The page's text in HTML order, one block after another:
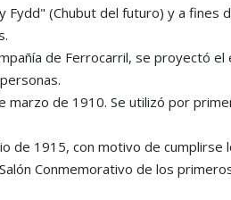
(Chubut del futuro) y a fines
de Ferrocarril, se proyectó el
marzo de 1910. Se utilizó por
de 1915, con motivo de cumplirse
Conmemorativo de los